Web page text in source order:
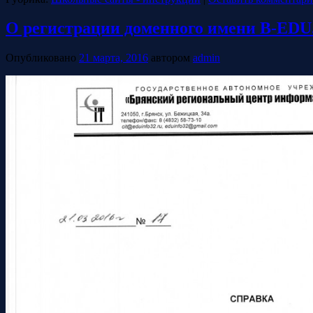
О регистрации доменного имени B-
Опубликовано 21 марта, 2016 автором admin